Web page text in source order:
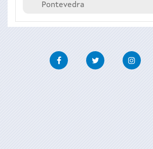
Pontevedra
FacebookTwitter